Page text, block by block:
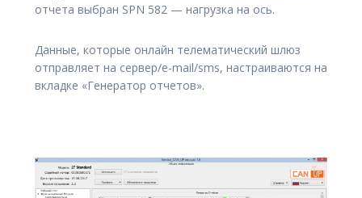
отчета выбран SPN 582 — нагрузка на ось.
Данные, которые онлайн телематический шлюз
отправляет на сервер/e-mail/sms, настраиваются на
вкладке «Генератор отчетов».